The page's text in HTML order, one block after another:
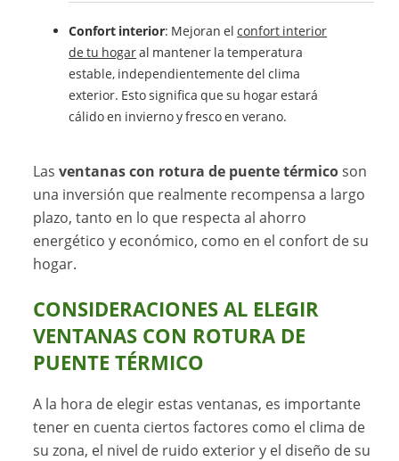
Confort interior: Mejoran elconfort interior
de tu hogaral mantener la temperatura
estable, independientemente del clima
exterior. Esto significa que su hogar estará
cálido en invierno y fresco en verano.
Lasventanas con rotura de puente térmicoson
una inversión que realmente recompensa a largo
plazo, tanto en lo que respecta al ahorro
energético y económico, como en el confort de su
hogar.
CONSIDERACIONES AL ELEGIR
VENTANAS CON ROTURA DE
PUENTE TÉRMICO
A la hora de elegir estas ventanas, es importante
tener en cuenta ciertos factores como el clima de
su zona, el nivel de ruido exterior y el diseño de su